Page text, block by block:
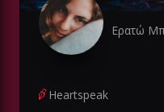
Ερατώ
Heartspeak